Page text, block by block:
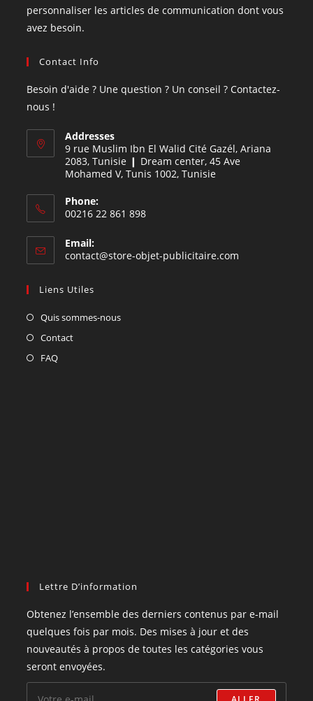
personnaliser les articles de communication dont vous
avez besoin.
Contact Info
Besoin d'aide ? Une question ? Un conseil ? Contactez-
nous !
Addresses
9 rue Muslim Ibn El Walid Cité Gazél, Ariana
2083, Tunisie ❙ Dream center, 45 Ave
Mohamed V, Tunis 1002, Tunisie
Phone:
00216 22 861 898
Email:
contact@store-objet-publicitaire.com
Liens Utiles
Quis sommes-nous
Contact
FAQ
Lettre D’information
Obtenez l’ensemble des derniers contenus par e-mail
quelques fois par mois. Des mises à jour et des
nouveautés à propos de toutes les catégories vous
seront envoyées.